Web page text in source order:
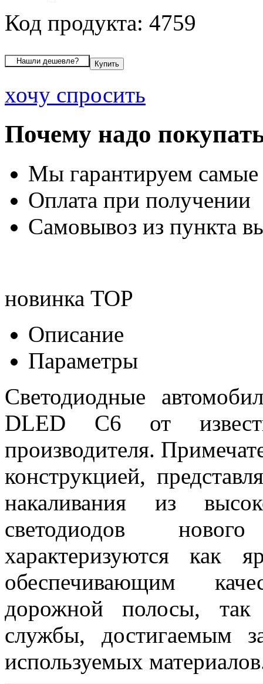
Код продукта: 4759
хочу спросить
Почему надо
Мы гарантируем
Оплата при получении
Самовывоз из пункта
новинка TOP
Описание
Параметры
Светодиодные
DLED C6 от
производителя.
конструкцией,
накаливания из
светодиодов
характеризуются
обеспечивающим
дорожной полосы,
службы, достигаемым
используемых